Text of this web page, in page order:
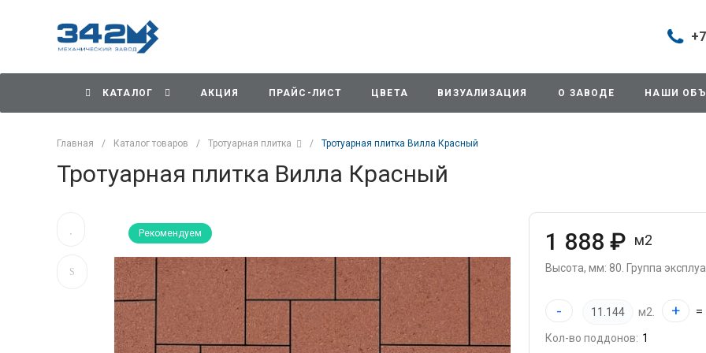
+7
г.
д.11/
+7
г.
КАТАЛОГ АКЦИЯ ПРАЙС-ЛИСТ ЦВЕТА ВИЗУАЛИЗАЦИЯ О ЗАВОДЕ НАШИ
Главная / Каталог товаров / Тротуарная плитка / Тротуарная плитка Вилла Красный
Тротуарная плитка Вилла Красный
Рекомендуем 1 888 ₽ м2
Высота, мм: 80. Группа
- м2. + =
Кол-во поддонов: